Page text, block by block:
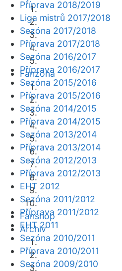
Fanzóna
Fanshop
Archiv
Příprava 2018/2019
Liga mistrů 2017/2018
Sezóna 2017/2018
Příprava 2017/2018
Sezóna 2016/2017
Příprava 2016/2017
Sezóna 2015/2016
Příprava 2015/2016
Sezóna 2014/2015
Příprava 2014/2015
Sezóna 2013/2014
Příprava 2013/2014
Sezóna 2012/2013
Příprava 2012/2013
EHT 2012
Sezóna 2011/2012
Příprava 2011/2012
EHT 2011
Sezóna 2010/2011
Příprava 2010/2011
Sezóna 2009/2010